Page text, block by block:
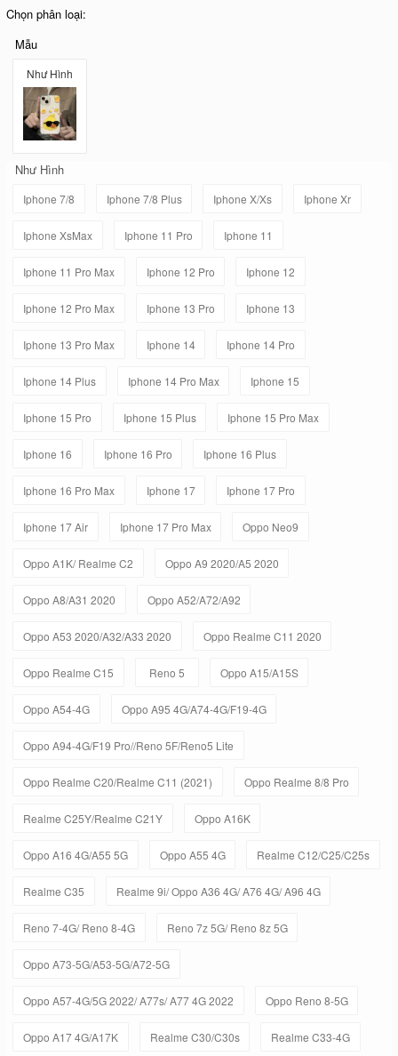
Chọn phân loại:
Mẫu
Như Hình
Như Hình
Iphone 7/8 Iphone 7/8 Plus Iphone X/Xs Iphone Xr
Iphone XsMax Iphone 11 Pro Iphone 11
Iphone 11 Pro Max Iphone 12 Pro Iphone 12
Iphone 12 Pro Max Iphone 13 Pro Iphone 13
Iphone 13 Pro Max Iphone 14 Iphone 14 Pro
Iphone 14 Plus Iphone 14 Pro Max Iphone 15
Iphone 15 Pro Iphone 15 Plus Iphone 15 Pro Max
Iphone 16 Iphone 16 Pro Iphone 16 Plus
Iphone 16 Pro Max Iphone 17 Iphone 17 Pro
Iphone 17 Air Iphone 17 Pro Max Oppo Neo9
Oppo A1K/ Realme C2 Oppo A9 2020/A5 2020
Oppo A8/A31 2020 Oppo A52/A72/A92
Oppo A53 2020/A32/A33 2020 Oppo Realme C11 2020
Oppo Realme C15 Reno 5 Oppo A15/A15S
Oppo A54-4G Oppo A95 4G/A74-4G/F19-4G
Oppo A94-4G/F19 Pro//Reno 5F/Reno5 Lite
Oppo Realme C20/Realme C11 (2021) Oppo Realme 8/8 Pro
Realme C25Y/Realme C21Y Oppo A16K
Oppo A16 4G/A55 5G Oppo A55 4G Realme C12/C25/C25s
Realme C35 Realme 9i/ Oppo A36 4G/ A76 4G/ A96 4G
Reno 7-4G/ Reno 8-4G Reno 7z 5G/ Reno 8z 5G
Oppo A73-5G/A53-5G/A72-5G
Oppo A57-4G/5G 2022/ A77s/ A77 4G 2022 Oppo Reno 8-5G
Oppo A17 4G/A17K Realme C30/C30s Realme C33-4G